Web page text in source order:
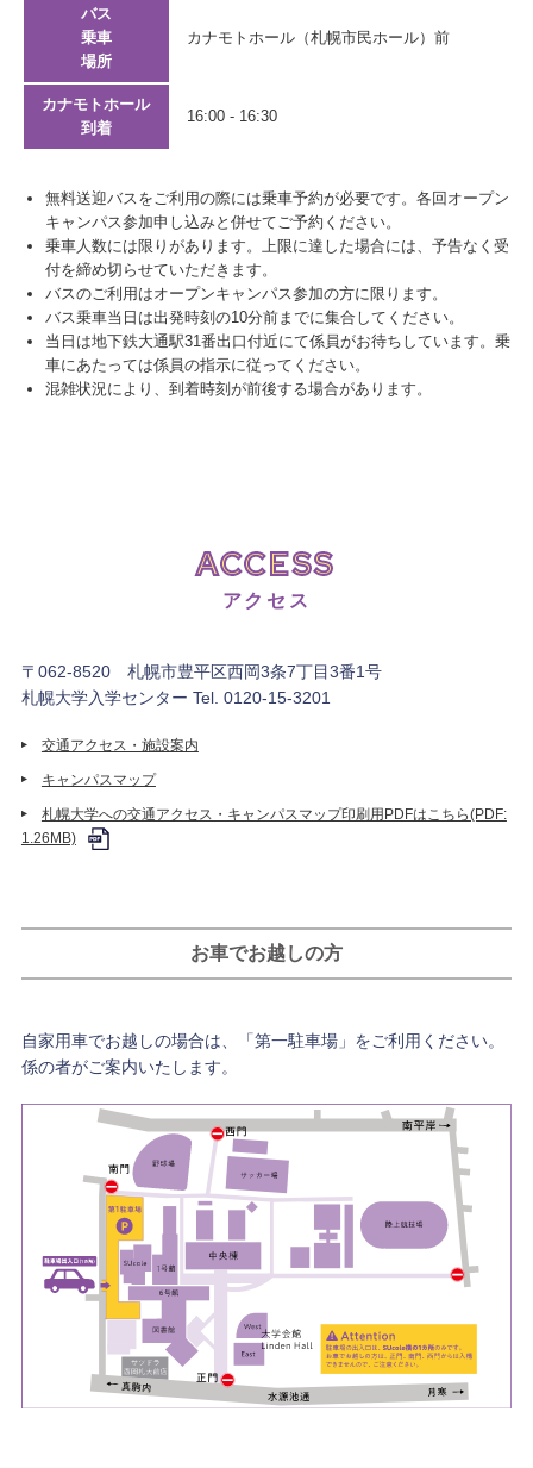
バス
乗車
場所
カナモトホール（札幌市民ホール）前
カナモトホール
到着
16:00 - 16:30
無料送迎バスをご利用の際には乗車予約が必要です。各回オープン
キャンパス参加申し込みと併せてご予約ください。
乗車人数には限りがあります。上限に達した場合には、予告なく受
付を締め切らせていただきます。
バスのご利用はオープンキャンパス参加の方に限ります。
バス乗車当日は出発時刻の10分前までに集合してください。
当日は地下鉄大通駅31番出口付近にて係員がお待ちしています。乗
車にあたっては係員の指示に従ってください。
混雑状況により、到着時刻が前後する場合があります。
ACCESS
アクセス
〒062-8520 札幌市豊平区西岡3条7丁目3番1号
札幌大学入学センター Tel. 0120-15-3201
交通アクセス・施設案内
キャンパスマップ
札幌大学への交通アクセス・キャンパスマップ印刷用PDFはこちら(PDF:
1.26MB)
お車でお越しの方
自家用車でお越しの場合は、「第一駐車場」をご利用ください。
係の者がご案内いたします。